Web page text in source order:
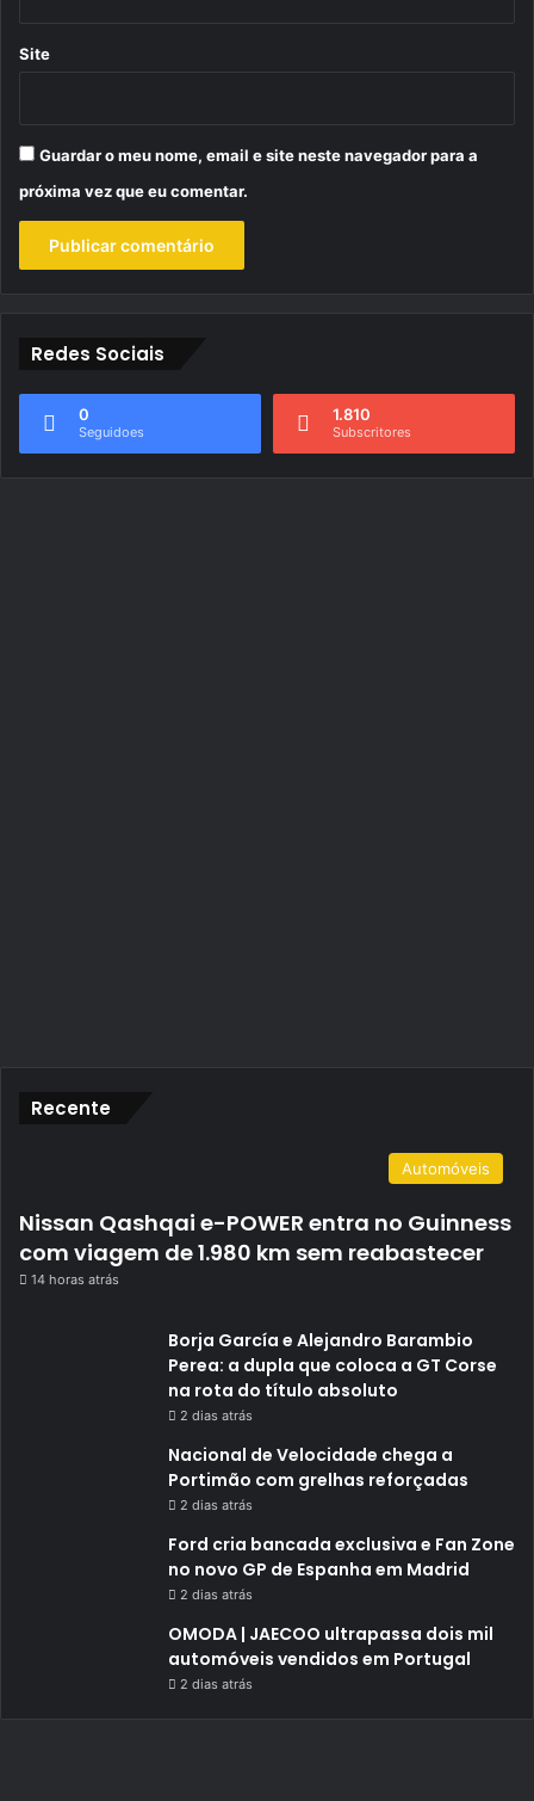
Site
Guardar o meu nome, email e site neste navegador para a
próxima vez que eu comentar.
Redes Sociais
0
Seguidoes
1.810
Subscritores
Recente
Automóveis
Nissan Qashqai e-POWER entra no Guinness
com viagem de 1.980 km sem reabastecer
14 horas atrás
Borja García e Alejandro Barambio
Perea: a dupla que coloca a GT Corse
na rota do título absoluto
2 dias atrás
Nacional de Velocidade chega a
Portimão com grelhas reforçadas
2 dias atrás
Ford cria bancada exclusiva e Fan Zone
no novo GP de Espanha em Madrid
2 dias atrás
OMODA | JAECOO ultrapassa dois mil
automóveis vendidos em Portugal
2 dias atrás